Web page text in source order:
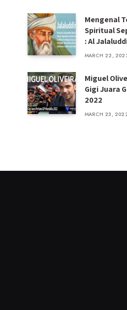
Mengenal
Spiritual
: Al
MARCH 22,
Miguel
Gigi Juara
2022
MARCH 23,